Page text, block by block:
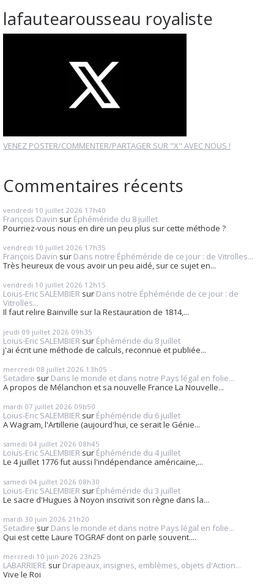
lafautearousseau royaliste
VENEZ POSTER/COMMENTER/PARTAGER SUR "X" AVEC NOUS !
Commentaires récents
vendredi 10 juillet 2026 17h40
François Davin sur Éphéméride du 8 juillet
Pourriez-vous nous en dire un peu plus sur cette méthode ?
vendredi 10 juillet 2026 17h35
François Davin sur Dans notre Éphéméride de ce jour : de Vitrolles...
Très heureux de vous avoir un peu aidé, sur ce sujet en...
vendredi 10 juillet 2026 12h15
Loius-Eric SALEMBIER sur Dans notre Éphéméride de ce jour : de
Vitrolles...
Il faut relire Bainville sur la Restauration de 1814,...
jeudi 09 juillet 2026 09h35
Loius-Eric SALEMBIER sur Éphéméride du 8 juillet
j'ai écrit une méthode de calculs, reconnue et publiée...
mercredi 08 juillet 2026 13h05
Setadire sur Dans le monde et dans notre Pays légal en folie...
A propos de Mélanchon et sa nouvelle France La Nouvelle...
mardi 07 juillet 2026 09h50
Loius-Eric SALEMBIER sur Éphéméride du 6 juillet
A Wagram, l'Artillerie (aujourd'hui, ce serait le Génie...
samedi 04 juillet 2026 08h45
Loius-Eric SALEMBIER sur Éphéméride du 4 juillet
Le 4 juillet 1776 fut aussi l'indépendance américaine,...
samedi 04 juillet 2026 08h30
Loius-Eric SALEMBIER sur Éphéméride du 3 juillet
Le sacre d'Hugues à Noyon inscrivit son règne dans la...
mardi 30 juin 2026 21h20
Setadire sur Dans le monde et dans notre Pays légal en folie...
Qui est cette Laure TOGRAF dont on parle souvent....
mercredi 10 juin 2026 23h25
LABARRIERE sur Drapeaux, insignes, emblèmes, objets d'Action...
Vive le Roi